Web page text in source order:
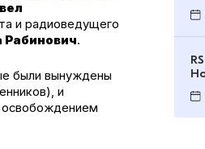
и радиоведущего
Рабинович.
были вынуждены
и
освобождением